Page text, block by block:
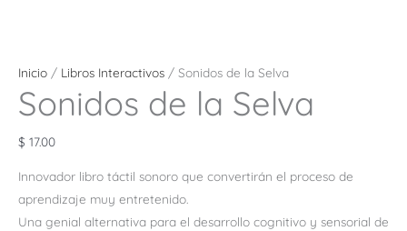
Inicio / Libros Interactivos / Sonidos de la Selva
Sonidos de la Selva
$ 17.00
Innovador libro táctil sonoro que convertirán el proceso de
aprendizaje muy entretenido.
Una genial alternativa para el desarrollo cognitivo y sensorial de